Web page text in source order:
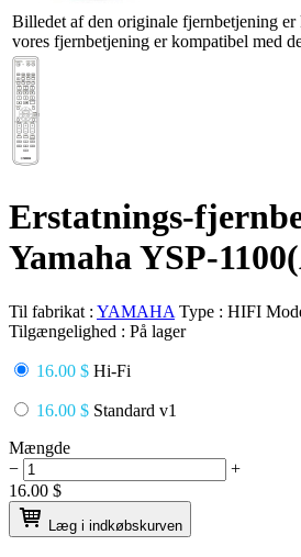
Billedet af den originale fjernbetjening er
vores fjernbetjening er kompatibel med
Erstatnings-
Yamaha YSP-
Til fabrikat : YAMAHA Type : HIFI
Tilgængelighed : På lager
16.00 $ Hi-Fi
16.00 $ Standard v1
Mængde
−
+
16.00 $
Læg i indkøbskurven